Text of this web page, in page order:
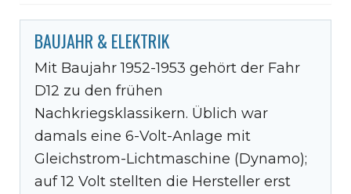
BAUJAHR & ELEKTRIK
Mit Baujahr 1952-1953 gehört der Fahr
D12 zu den frühen
Nachkriegsklassikern. Üblich war
damals eine 6-Volt-Anlage mit
Gleichstrom-Lichtmaschine (Dynamo);
auf 12 Volt stellten die Hersteller erst